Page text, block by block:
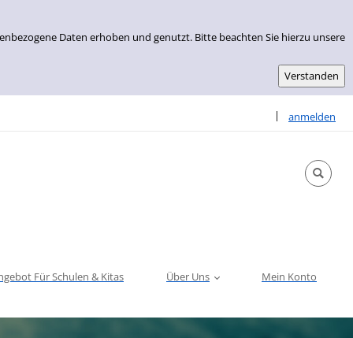
Daten erhoben und genutzt. Bitte beachten Sie hierzu unsere
| anmelden
Sprache
Für Schulen & Kitas Über Uns Mein Konto